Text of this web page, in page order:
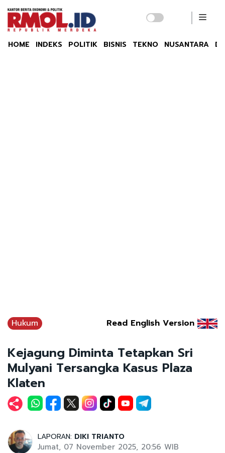
HOME INDEKS POLITIK BISNIS TEKNO NUSANTARA
Hukum Read English Version
Kejagung Diminta Tetapkan Sri
Mulyani Tersangka Kasus Plaza
Klaten
LAPORAN: DIKI TRIANTO
Jumat, 07 November 2025, 20:56 WIB